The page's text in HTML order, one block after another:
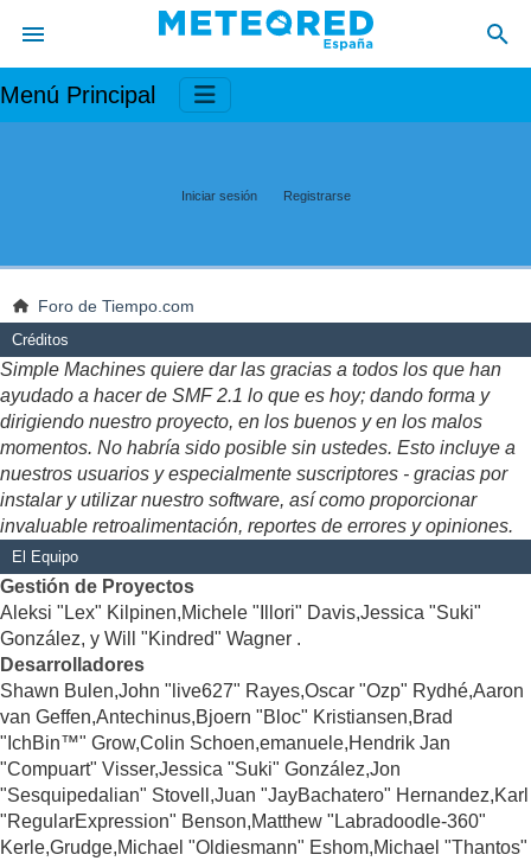
Menú Principal
Iniciar sesión Registrarse
Foro de Tiempo.com
Créditos
Simple Machines quiere dar las gracias a todos los que han
ayudado a hacer de SMF 2.1 lo que es hoy; dando forma y
dirigiendo nuestro proyecto, en los buenos y en los malos
momentos. No habría sido posible sin ustedes. Esto incluye a
nuestros usuarios y especialmente suscriptores - gracias por
instalar y utilizar nuestro software, así como proporcionar
invaluable retroalimentación, reportes de errores y opiniones.
El Equipo
Gestión de Proyectos
Aleksi "Lex" Kilpinen,Michele "Illori" Davis,Jessica "Suki"
González, y Will "Kindred" Wagner .
Desarrolladores
Shawn Bulen,John "live627" Rayes,Oscar "Ozp" Rydhé,Aaron
van Geffen,Antechinus,Bjoern "Bloc" Kristiansen,Brad
"IchBin™" Grow,Colin Schoen,emanuele,Hendrik Jan
"Compuart" Visser,Jessica "Suki" González,Jon
"Sesquipedalian" Stovell,Juan "JayBachatero" Hernandez,Karl
"RegularExpression" Benson,Matthew "Labradoodle-360"
Kerle,Grudge,Michael "Oldiesmann" Eshom,Michael "Thantos"